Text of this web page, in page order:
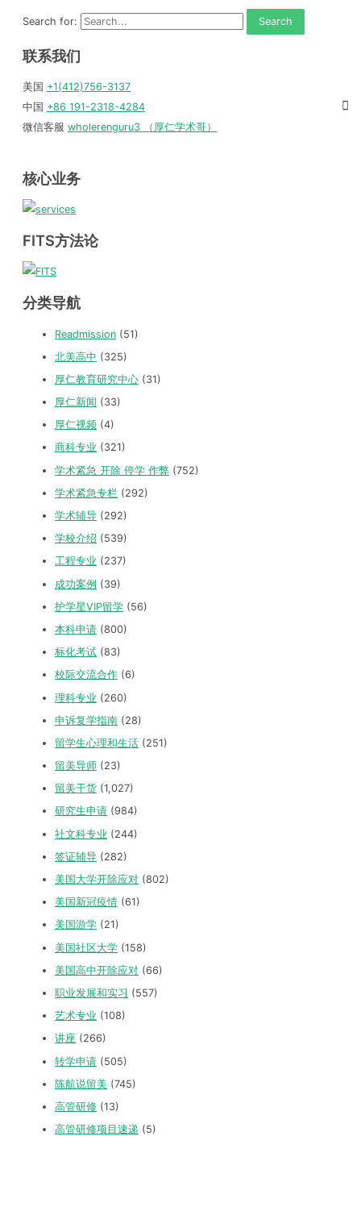
Search for:
联系我们
美国 +1(412)756-3137
中国 +86 191-2318-4284
微信客服 wholerenguru3 （厚仁学术哥）
核心业务
FITS方法论
分类导航
Readmission (51)
北美高中 (325)
厚仁教育研究中心 (31)
厚仁新闻 (33)
厚仁视频 (4)
商科专业 (321)
学术紧急 开除 停学 作弊 (752)
学术紧急专栏 (292)
学术辅导 (292)
学校介绍 (539)
工程专业 (237)
成功案例 (39)
护学星VIP留学 (56)
本科申请 (800)
标化考试 (83)
校际交流合作 (6)
理科专业 (260)
申诉复学指南 (28)
留学生心理和生活 (251)
留美导师 (23)
留美干货 (1,027)
研究生申请 (984)
社文科专业 (244)
签证辅导 (282)
美国大学开除应对 (802)
美国新冠疫情 (61)
美国游学 (21)
美国社区大学 (158)
美国高中开除应对 (66)
职业发展和实习 (557)
艺术专业 (108)
讲座 (266)
转学申请 (505)
陈航说留美 (745)
高管研修 (13)
高管研修项目速递 (5)